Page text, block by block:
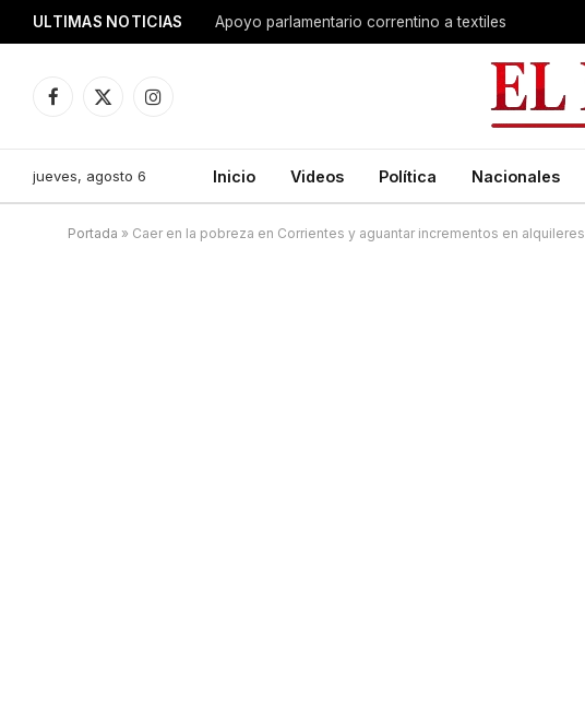
ULTIMAS NOTICIAS Apoyo parlamentario correntino a textiles
Facebook
X
Instagram
jueves, agosto 6 Inicio Videos Política Nacionales
Portada » Caer en la pobreza en Corrientes y aguantar incrementos en alquileres